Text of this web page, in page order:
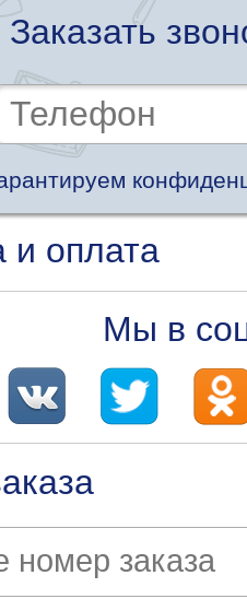
Заказать
и оплата
Мы в